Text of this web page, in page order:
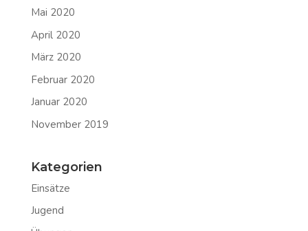
Mai 2020
April 2020
März 2020
Februar 2020
Januar 2020
November 2019
Kategorien
Einsätze
Jugend